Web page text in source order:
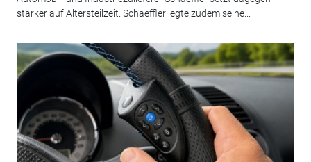
stärker auf Altersteilzeit. Schaeffler legte zudem seine...